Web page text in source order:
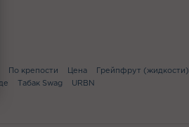
По крепости Цена Грейпфрут (жидкости)
Табак Swag URBN